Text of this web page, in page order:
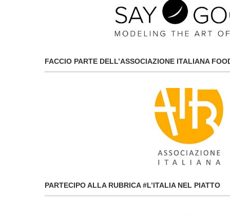
FACCIO PARTE DELL’ASSOCIAZIONE ITALIANA
PARTECIPO ALLA RUBRICA #L’ITALIA NEL PIATTO